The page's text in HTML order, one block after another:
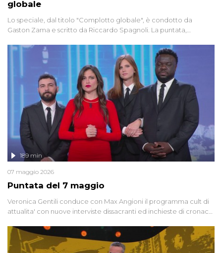
globale
Lo speciale, dal titolo "Complotto globale", è condotto da
Gaston Zama e scritto da Riccardo Spagnoli. La puntata,
racconta l'universo delle narrazioni alternative, dei sospetti
globali e del complottismo che negli ultimi anni hanno invaso
social network, talk show, piazze digitali e immaginario collettivo.
Puntata del 7 maggio
189 min
07 maggio 2026
Veronica Gentili conduce con Max Angioni il programma cult di
attualita' con nuove interviste dissacranti ed inchieste di cronaca